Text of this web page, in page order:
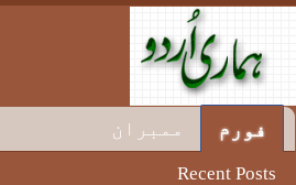
فورم
Recent Posts
ممبران